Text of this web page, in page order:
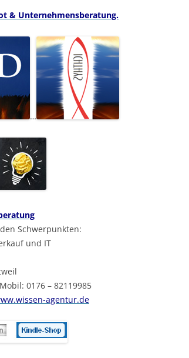
& Unternehmensberatung.
…
Schwerpunkten:
und IT
0176 – 82119985
agentur.de